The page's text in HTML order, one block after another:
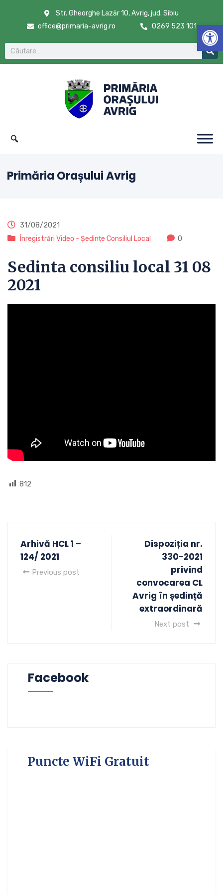
Str. Gheorghe Lazăr 10, Avrig, jud. Sibiu
office@primaria-avrig.ro
0269 523 101
Primăria Orașului Avrig
31/08/2021
Înregistrări Video - Ședințe Consiliul Local
0
Sedinta consiliu local 31 08
2021
812
Arhivă HCL 1 –
124/ 2021
Previous post
Dispoziția nr.
330-2021
privind
convocarea CL
Avrig în ședință
extraordinară
Next post
Facebook
Puncte WiFi Gratuit